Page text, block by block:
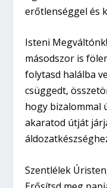
erőtlenséggel és
Isteni
másodszor is
folytasd halálba
csüggedt,
hogy bizalommal
akaratod útját
Szentlélek